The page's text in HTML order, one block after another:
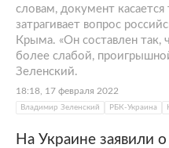
словам, документ
затрагивает вопрос
Крыма. «Он составлен
более слабой,
Зеленский.
18:18, 17 февраля 2022
Владимир Зеленский РБК-Украина
На Украине заявили